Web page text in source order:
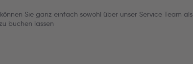
Sie ganz einfach sowohl über unser Service Team als
buchen lassen